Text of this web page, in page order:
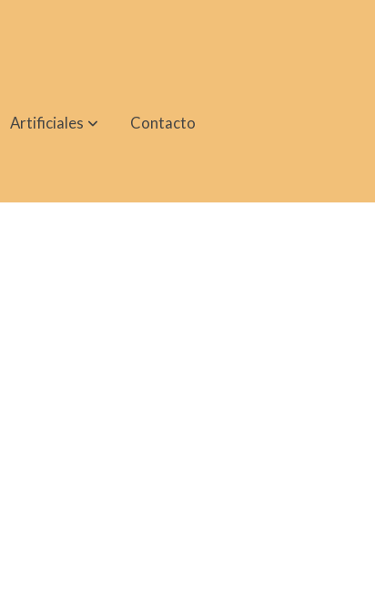
Artificiales Contacto